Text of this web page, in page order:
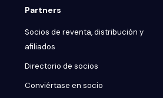
Partners
Socios de reventa, distribución y
afiliados
Directorio de socios
Conviértase en socio